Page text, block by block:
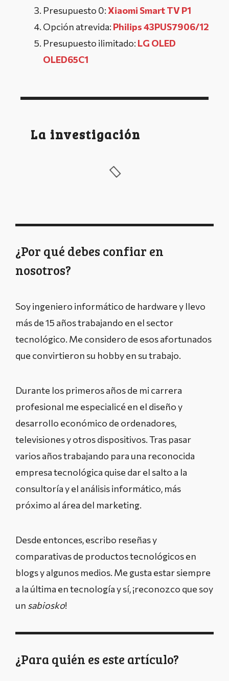
Presupuesto 0:Xiaomi Smart TV P1
Opción atrevida: Philips 43PUS7906/12
Presupuesto ilimitado: LG OLED
OLED65C1
La investigación
¿Por qué debes confiar en
nosotros?
Soy ingeniero informático de hardware y llevo
más de 15 años trabajando en el sector
tecnológico. Me considero de esos afortunados
que convirtieron su hobby en su trabajo.
Durante los primeros años de mi carrera
profesional me especialicé en el diseño y
desarrollo económico de ordenadores,
televisiones y otros dispositivos. Tras pasar
varios años trabajando para una reconocida
empresa tecnológica quise dar el salto a la
consultoría y el análisis informático, más
próximo al área del marketing.
Desde entonces, escribo reseñas y
comparativas de productos tecnológicos en
blogs y algunos medios. Me gusta estar siempre
a la última en tecnología y sí, ¡reconozco que soy
un sabiosko!
¿Para quién es este artículo?